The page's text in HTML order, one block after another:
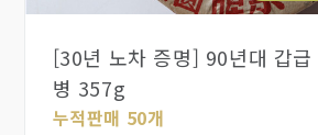
[30년 노차 증명] 90년대 갑급
병 357g
누적판매 50개